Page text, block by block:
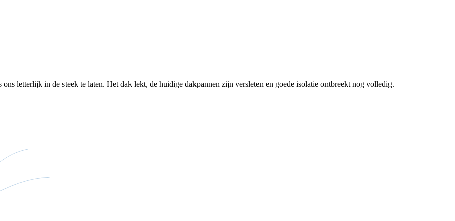
letterlijk in de steek te laten. Het dak lekt, de huidige dakpannen zijn versleten en goede isolatie ontbreekt nog volledig.